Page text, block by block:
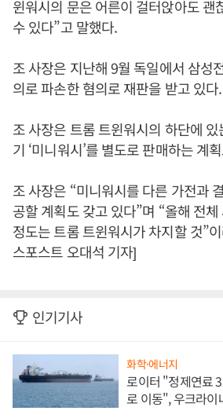
윈워시의 문은 어른이 걸터앉아도 괜
수 있다”고 말했다.
조 사장은 지난해 9월 독일에서 삼성
의로 파손한 혐의로 재판을 받고 있다.
조 사장은 트롬 트윈워시의 하단에
기 ‘미니워시’를 별도로 판매하는 계
조 사장은 “미니워시를 다른 가전과
공할 계획도 갖고 있다”며 “올해 전
정도는 트롬 트윈워시가 차지할 것”
스포스트 오대석 기자]
인기기사
화학·에너지
로이터 "정제연료
로 이동", 우크라이